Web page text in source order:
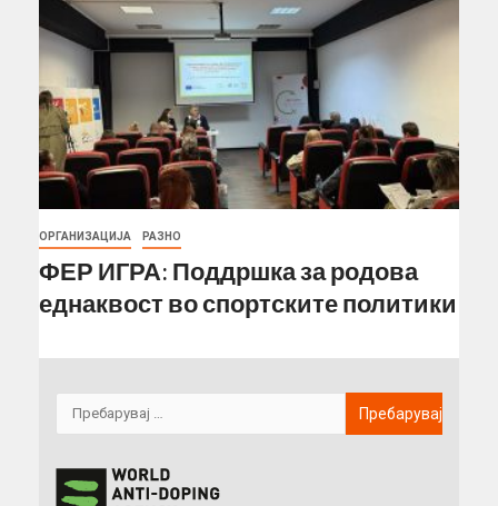
ОРГАНИЗАЦИЈА РАЗНО
ФЕР ИГРА: Поддршка за родова
еднаквост во спортските политики